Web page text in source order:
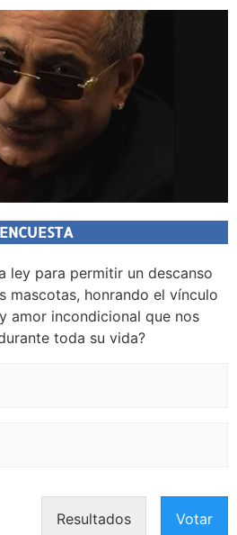
ENCUESTA
ley para permitir un descanso
mascotas, honrando el vínculo
amor incondicional que nos
toda su vida?
Resultados Votar